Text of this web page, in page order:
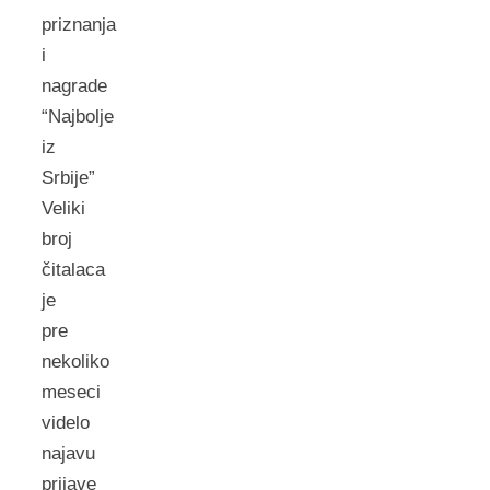
priznanja
i
nagrade
“Najbolje
iz
Srbije”
Veliki
broj
čitalaca
je
pre
nekoliko
meseci
videlo
najavu
prijave